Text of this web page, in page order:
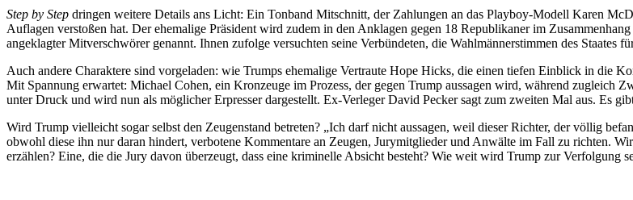
Step by Step dringen weitere Details ans Licht: Ein Tonband Mitschnitt, der Zahlungen an das Playboy-Modell Karen
Auflagen verstoßen hat. Der ehemalige Präsident wird zudem in den Anklagen gegen 18 Republikaner im
angeklagter Mitverschwörer genannt. Ihnen zufolge versuchten seine Verbündeten, die Wahlmännerstimmen des Staates
Auch andere Charaktere sind vorgeladen: wie Trumps ehemalige Vertraute Hope Hicks, die einen tiefen Einblick in die
Mit Spannung erwartet: Michael Cohen, ein Kronzeuge im Prozess, der gegen Trump aussagen wird, während zugleich
unter Druck und wird nun als möglicher Erpresser dargestellt. Ex-Verleger David Pecker sagt zum zweiten Mal aus. Es
Wird Trump vielleicht sogar selbst den Zeugenstand betreten? „Ich darf nicht aussagen, weil dieser Richter, der völlig
obwohl diese ihn nur daran hindert, verbotene Kommentare an Zeugen, Jurymitglieder und Anwälte im Fall zu richten.
erzählen? Eine, die die Jury davon überzeugt, dass eine kriminelle Absicht besteht? Wie weit wird Trump zur Verfolgung